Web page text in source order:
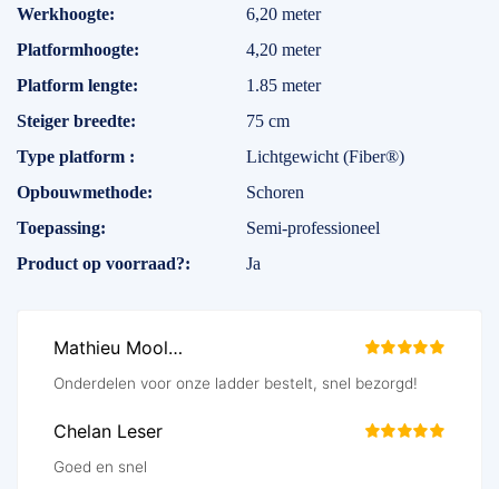
Specificaties
Werkhoogte
6,20 meter
Platformhoogte
4,20 meter
Platform lengte
1.85 meter
Steiger breedte
75 cm
Type platform
Lichtgewicht (Fiber®)
Opbouwmethode
Schoren
Toepassing
Semi-professioneel
Product op voorraad?
Ja